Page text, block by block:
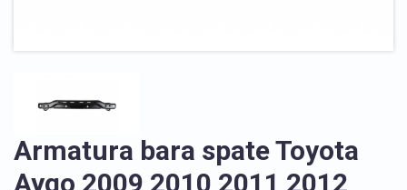
Armatura bara spate Toyota
Aygo 2009 2010 2011 2012